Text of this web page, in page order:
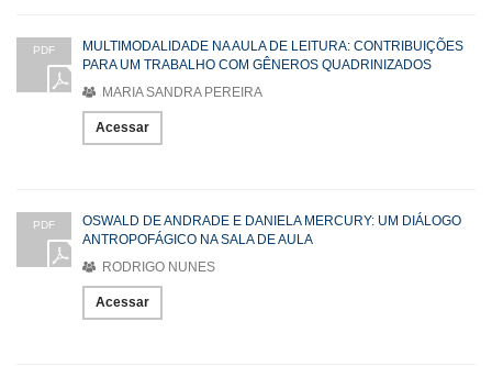
PDF
MULTIMODALIDADE NA AULA DE LEITURA: CONTRIBUIÇÕES
PARA UM TRABALHO COM GÊNEROS QUADRINIZADOS
MARIA SANDRA PEREIRA
Acessar
PDF
OSWALD DE ANDRADE E DANIELA MERCURY: UM DIÁLOGO
ANTROPOFÁGICO NA SALA DE AULA
RODRIGO NUNES
Acessar